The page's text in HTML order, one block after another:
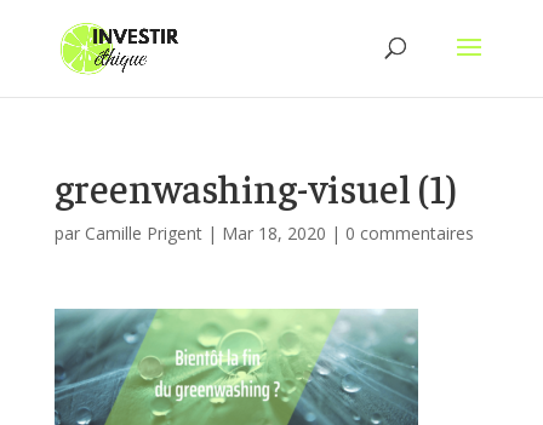
greenwashing-visuel (1)
par Camille Prigent| Mar 18, 2020 | 0 commentaires